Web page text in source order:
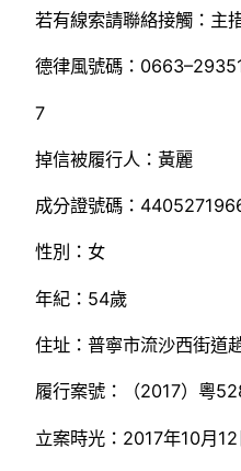
若有線索請聯絡接觸：主
德律風號碼：
7
掉信被履行人：黃麗
成分證號碼：
性別：女
年紀：54歲
住址：普寧市流沙西街道
履行案號：（2017）粵
立案時光：2017年10月12